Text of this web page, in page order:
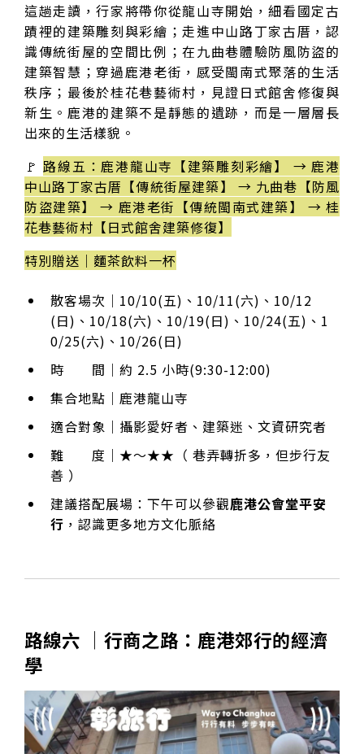
這趟走讀，行家將帶你從龍山寺開始，細看國定古
蹟裡的建築雕刻與彩繪；走進中山路丁家古厝，認
識傳統街屋的空間比例；在九曲巷體驗防風防盜的
建築智慧；穿過鹿港老街，感受閩南式聚落的生活
秩序；最後於桂花巷藝術村，見證日式館舍修復與
新生。鹿港的建築不是靜態的遺跡，而是一層層長
出來的生活樣貌。
🚩路線五：鹿港龍山寺【建築雕刻彩繪】 → 鹿港
中山路丁家古厝【傳統街屋建築】 → 九曲巷【防風
防盜建築】 → 鹿港老街【傳統閩南式建築】 → 桂
花巷藝術村【日式館舍建築修復】
特別贈送｜麵茶飲料一杯
散客場次｜10/10(五)、10/11(六)、10/12
(日)、10/18(六)、10/19(日)、10/24(五)、1
0/25(六)、10/26(日)
時 間｜約 2.5 小時(9:30-12:00)
集合地點｜鹿港龍山寺
適合對象｜攝影愛好者、建築迷、文資研究者
難 度｜★～★★（ 巷弄轉折多，但步行友
善 ）
建議搭配展場：下午可以參觀鹿港公會堂平安
行 ，認識更多地方文化脈絡
路線六 │行商之路：鹿港郊行的經濟
學